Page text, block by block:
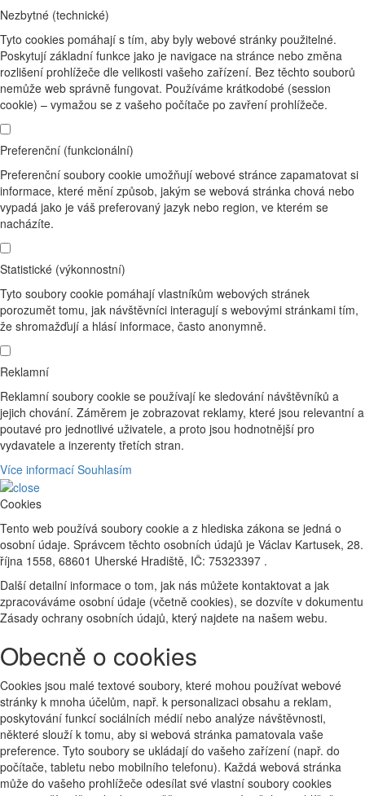
Nezbytné (technické)
Tyto cookies pomáhají s tím, aby byly webové stránky použitelné.
Poskytují základní funkce jako je navigace na stránce nebo změna
rozlišení prohlížeče dle velikosti vašeho zařízení. Bez těchto souborů
nemůže web správně fungovat. Používáme krátkodobé (session
cookie) – vymažou se z vašeho počítače po zavření prohlížeče.
Preferenční (funkcionální)
Preferenční soubory cookie umožňují webové stránce zapamatovat si
informace, které mění způsob, jakým se webová stránka chová nebo
vypadá jako je váš preferovaný jazyk nebo region, ve kterém se
nacházíte.
Statistické (výkonnostní)
Tyto soubory cookie pomáhají vlastníkům webových stránek
porozumět tomu, jak návštěvníci interagují s webovými stránkami tím,
že shromažďují a hlásí informace, často anonymně.
Reklamní
Reklamní soubory cookie se používají ke sledování návštěvníků a
jejich chování. Záměrem je zobrazovat reklamy, které jsou relevantní a
poutavé pro jednotlivé uživatele, a proto jsou hodnotnější pro
vydavatele a inzerenty třetích stran.
Více informací Souhlasím
Cookies
Tento web používá soubory cookie a z hlediska zákona se jedná o
osobní údaje. Správcem těchto osobních údajů je Václav Kartusek, 28.
října 1558, 68601 Uherské Hradiště, IČ: 75323397 .
Další detailní informace o tom, jak nás můžete kontaktovat a jak
zpracováváme osobní údaje (včetně cookies), se dozvíte v dokumentu
Zásady ochrany osobních údajů, který najdete na našem webu.
Obecně o cookies
Cookies jsou malé textové soubory, které mohou používat webové
stránky k mnoha účelům, např. k personalizaci obsahu a reklam,
poskytování funkcí sociálních médií nebo analýze návštěvnosti,
některé slouží k tomu, aby si webová stránka pamatovala vaše
preference. Tyto soubory se ukládají do vašeho zařízení (např. do
počítače, tabletu nebo mobilního telefonu). Každá webová stránka
může do vašeho prohlížeče odesílat své vlastní soubory cookies